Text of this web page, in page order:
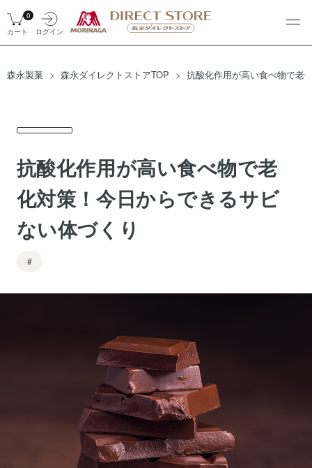
ログイン
0
カート
森永製菓 森永ダイレクトストアTOP 抗酸化作用が高い食べ物で老
抗酸化作用が高い食べ物で老
化対策！今日からできるサビ
ない体づくり